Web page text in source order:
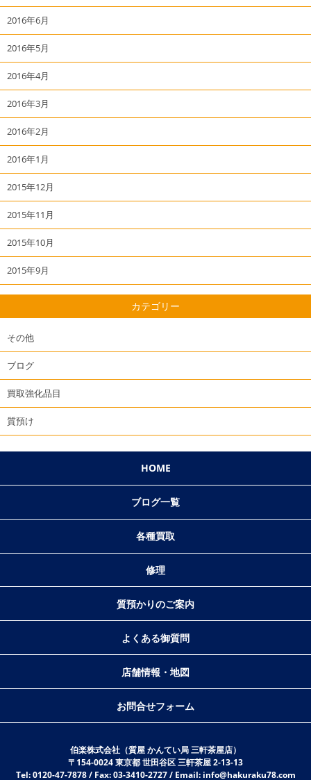
2016年6月
2016年5月
2016年4月
2016年3月
2016年2月
2016年1月
2015年12月
2015年11月
2015年10月
2015年9月
カテゴリー
その他
ブログ
買取強化品目
質預け
HOME
ブログ一覧
各種買取
修理
質預かりのご案内
よくある御質問
店舗情報・地図
お問合せフォーム
伯楽株式会社（質屋 かんてい局 三軒茶屋店）
〒154-0024 東京都 世田谷区 三軒茶屋 2-13-13
Tel: 0120-47-7878 / Fax: 03-3410-2727 / Email: info@hakuraku78.com